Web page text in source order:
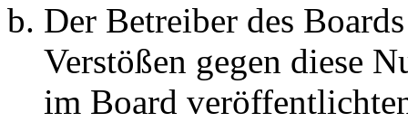
Der Betreiber des
Verstößen gegen diese
im Board